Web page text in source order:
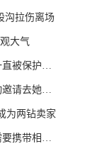
沟拉伤离场
大气
护的很好
她的公寓
为两钻卖家
相关资料